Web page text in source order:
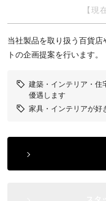
【現
当社製品を取り扱う百貨
トの企画提案を行います。
建築・インテリア・住
優遇します
家具・インテリアが好